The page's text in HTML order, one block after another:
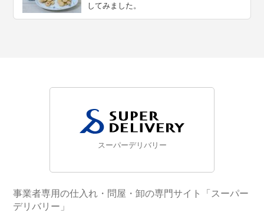
してみました。
スーパーデリバリー
事業者専用の仕入れ・問屋・卸の専門サイト「スーパー
デリバリー」